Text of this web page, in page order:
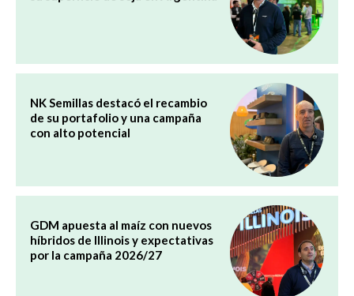
NK Semillas destacó el recambio
de su portafolio y una campaña
con alto potencial
GDM apuesta al maíz con nuevos
híbridos de Illinois y expectativas
por la campaña 2026/27